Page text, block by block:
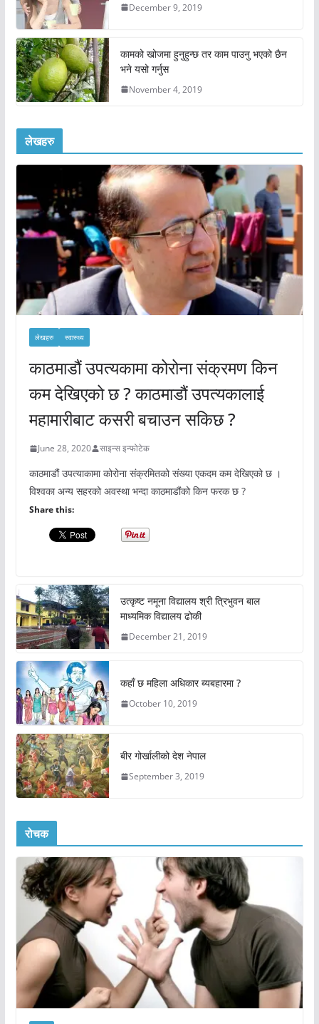
December 9, 2019
कामको खोजमा हुनुहुन्छ तर काम पाउनु भएको छैन
भने यसो गर्नुस
November 4, 2019
लेखहरु
लेखहरु स्वास्थ्य
काठमाडौं उपत्यकामा कोरोना संक्रमण किन
कम देखिएको छ ? काठमाडौं उपत्यकालाई
महामारीबाट कसरी बचाउन सकिछ ?
June 28, 2020 साइन्स इन्फोटेक
काठमाडौं उपत्याकामा कोरोना संक्रमितको संख्या एकदम कम देखिएको छ ।
विश्वका अन्य सहरको अवस्था भन्दा काठमाडौंको किन फरक छ ?
Share this:
उत्कृष्ट नमूना विद्यालय श्री त्रिभुवन बाल
माध्यमिक विद्यालय ढोकी
December 21, 2019
कहाँ छ महिला अधिकार ब्यबहारमा ?
October 10, 2019
बीर गोर्खालीको देश नेपाल
September 3, 2019
रोचक